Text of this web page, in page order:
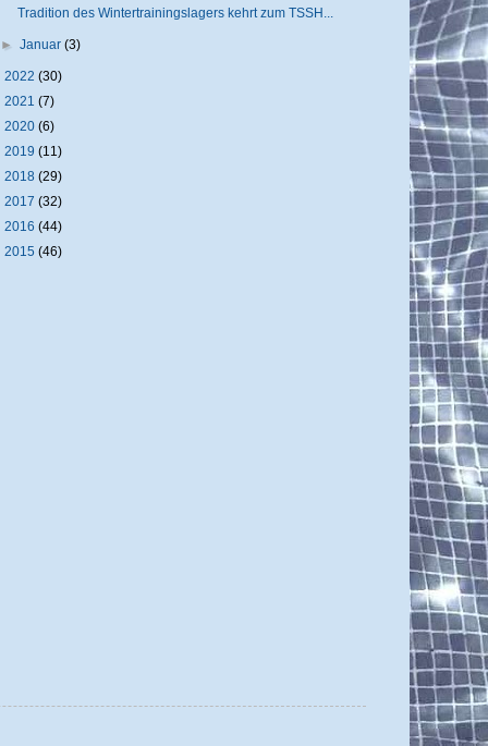
Tradition des Wintertrainingslagers kehrt zum TSSH...
►Januar(3)
2022 (30)
2021 (7)
2020 (6)
2019 (11)
2018 (29)
2017 (32)
2016 (44)
2015 (46)